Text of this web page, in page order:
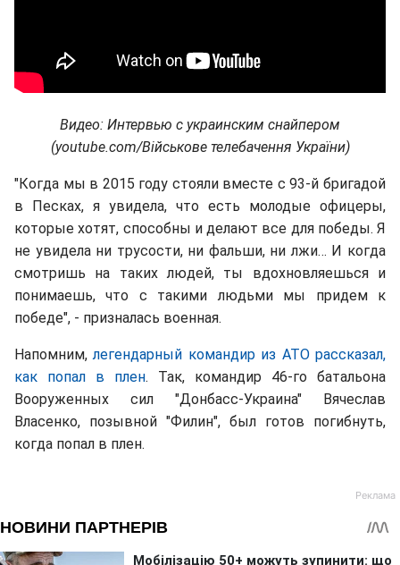
Видео: Интервью с украинским снайпером
(youtube.com/Військове телебачення України)
"Когда мы в 2015 году стояли вместе с 93-й бригадой
в Песках, я увидела, что есть молодые офицеры,
которые хотят, способны и делают все для победы. Я
не увидела ни трусости, ни фальши, ни лжи… И когда
смотришь на таких людей, ты вдохновляешься и
понимаешь, что с такими людьми мы придем к
победе", - призналась военная.
Напомним,легендарный командир из АТО рассказал,
как попал в плен. Так, командир 46-го батальона
Вооруженных сил "Донбасс-Украина" Вячеслав
Власенко, позывной "Филин", был готов погибнуть,
когда попал в плен.